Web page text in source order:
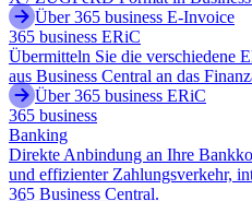
Über 365 business E-Invoice
365 business ERiC
Übermitteln Sie die verschiedene
aus Business Central an das
Über 365 business ERiC
365 business
Banking
Direkte Anbindung an Ihre
und effizienter Zahlungsverkehr,
365 Business Central.